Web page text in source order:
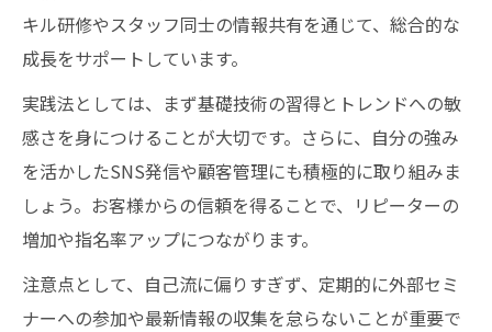
キル研修やスタッフ同士の情報共有を通じて、総合的な
成長をサポートしています。
実践法としては、まず基礎技術の習得とトレンドへの敏
感さを身につけることが大切です。さらに、自分の強み
を活かしたSNS発信や顧客管理にも積極的に取り組みま
しょう。お客様からの信頼を得ることで、リピーターの
増加や指名率アップにつながります。
注意点として、自己流に偏りすぎず、定期的に外部セミ
ナーへの参加や最新情報の収集を怠らないことが重要で